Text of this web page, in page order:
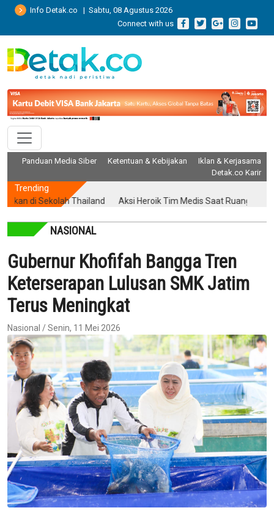
Info Detak.co | Sabtu, 08 Agustus 2026
Connect with us
Panduan Media Siber Ketentuan & Kebijakan
Iklan & Kerjasama
Detak.co Karir
Trending
Sekolah Thailand Aksi Heroik Tim Medis Saat Ruang Operasi
NASIONAL
Gubernur Khofifah Bangga Tren
Keterserapan Lulusan SMK Jatim
Terus Meningkat
Nasional / Senin, 11 Mei 2026